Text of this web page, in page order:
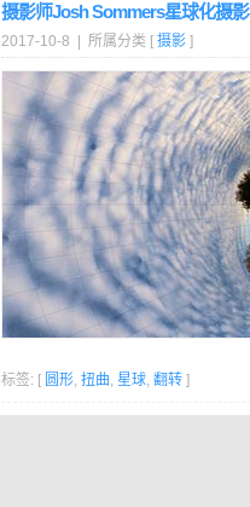
摄影师Josh Sommers星球化摄影
2017-10-8 | 所属分类 [ 摄影 ]
标签: [ 圆形, 扭曲, 星球, 翻转 ]